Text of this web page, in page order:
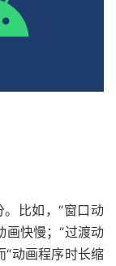
比如，“窗口动
画快慢；“过渡动
“动画程序时长缩